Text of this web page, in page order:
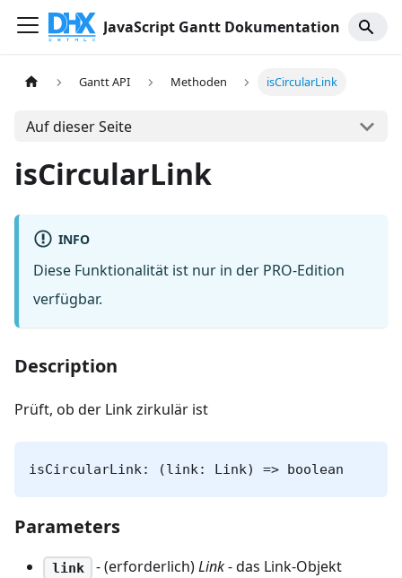
JavaScript Gantt Dokumentation
Gantt API Methoden isCircularLink
Auf dieser Seite
isCircularLink
INFO
Diese Funktionalität ist nur in der PRO-Edition
verfügbar.
Description
Prüft, ob der Link zirkulär ist
isCircularLink: (link: Link) => boolean
Parameters
link - (erforderlich)Link- das Link-Objekt